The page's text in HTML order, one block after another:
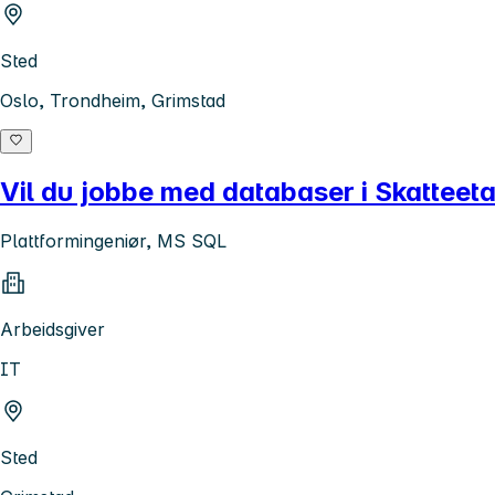
Sted
Oslo, Trondheim, Grimstad
Vil du jobbe med databaser i
Plattformingeniør, MS SQL
Arbeidsgiver
IT
Sted